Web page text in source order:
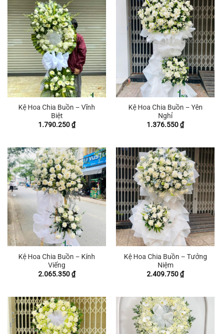
Kệ Hoa Chia Buồn – Vĩnh
Biệt
1.790.250₫
Kệ Hoa Chia Buồn – Yên
Nghỉ
1.376.550₫
Kệ Hoa Chia Buồn – Kính
Viếng
2.065.350₫
Kệ Hoa Chia Buồn – Tưởng
Niệm
2.409.750₫